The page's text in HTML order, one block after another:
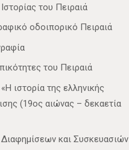
του Πειραιά
οδοιπορικό Πειραιά
του Πειραιά
ιστορία της ελληνικής
(19ος αιώνας – δεκαετία
και Συσκευασιών